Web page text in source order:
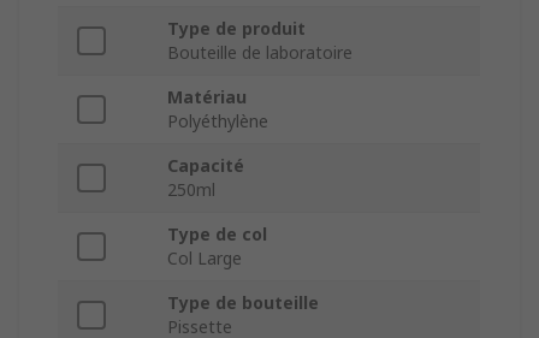
Type de produit
Bouteille de laboratoire
Matériau
Polyéthylène
Capacité
250ml
Type de col
Col Large
Type de bouteille
Pissette